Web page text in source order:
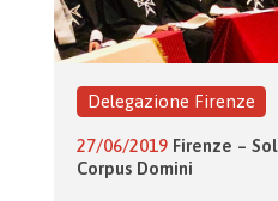
Delegazione Firenze
27/06/2019 Firenze –
Corpus Domini